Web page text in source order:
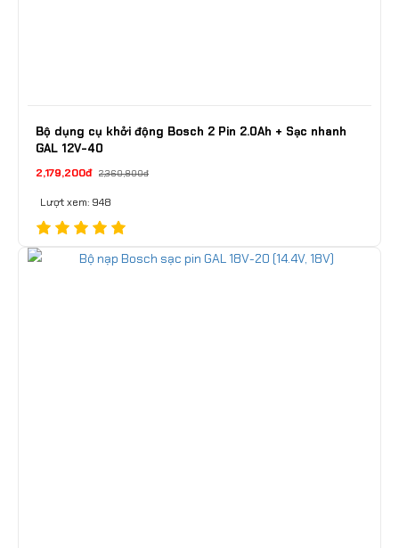
Bộ dụng cụ khởi động Bosch 2 Pin 2.0Ah + Sạc nhanh
GAL 12V-40
2,179,200đ 2,360,800đ
Lượt xem: 948